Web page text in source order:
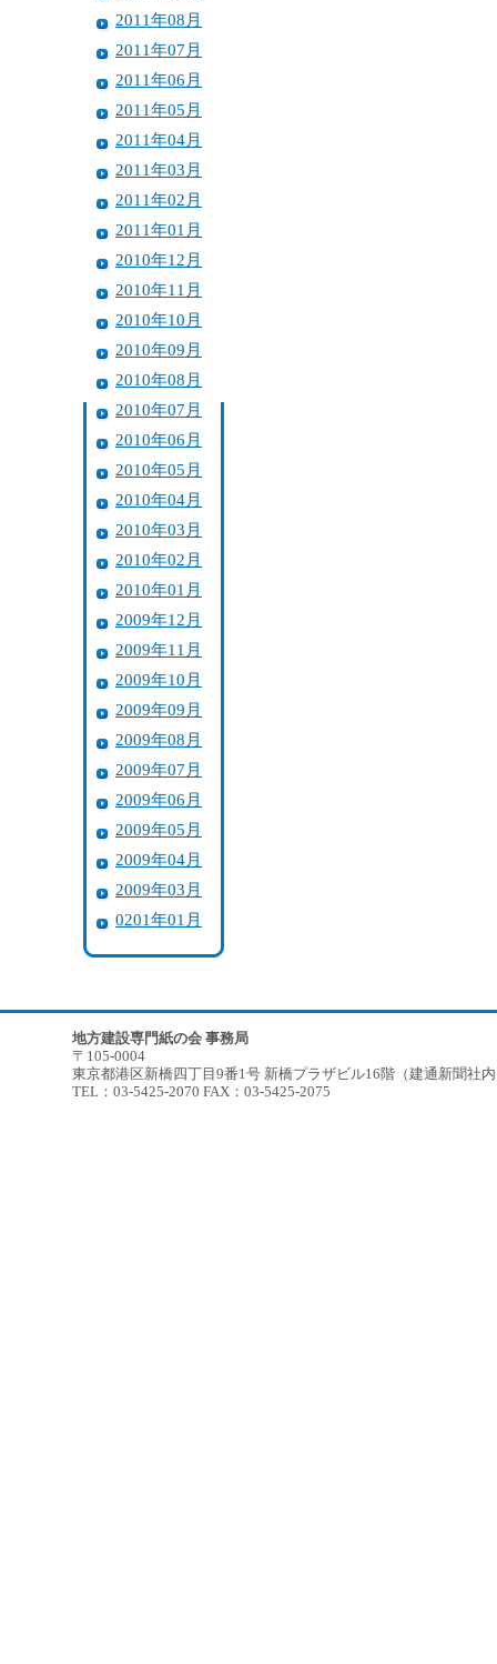
2011年08月
2011年07月
2011年06月
2011年05月
2011年04月
2011年03月
2011年02月
2011年01月
2010年12月
2010年11月
2010年10月
2010年09月
2010年08月
2010年07月
2010年06月
2010年05月
2010年04月
2010年03月
2010年02月
2010年01月
2009年12月
2009年11月
2009年10月
2009年09月
2009年08月
2009年07月
2009年06月
2009年05月
2009年04月
2009年03月
0201年01月
地方建設専門紙の会 事務局
〒105-0004
東京都港区新橋四丁目9番1号 新橋プラザビル16階（建通新聞社
TEL：03-5425-2070 FAX：03-5425-2075